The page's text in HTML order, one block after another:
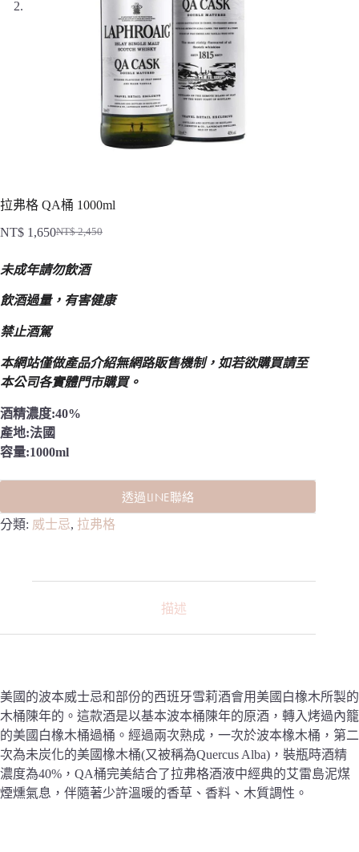
拉弗格 QA桶 1000ml
NT$2,450
始
價
格：
NT$ 1,650
前
價
格：
未成年請勿飲酒
飲酒過量，有害健康
禁止酒駕
本網站僅做產品介紹無網路販售機制， 如若欲購買請至
本公司各實體門市購買。
酒精濃度:40%
產地:法國
容量:1000ml
透過LINE聯絡
分類: 威士忌, 拉弗格
描述
美國的波本威士忌和部份的西班牙雪莉酒會用美國白橡木所製的
木桶陳年的。這款酒是以基本波本桶陳年的原酒，轉入烤過內籠
的美國白橡木桶過桶。經過兩次熟成，一次於波本橡木桶，第二
次為未炭化的美國橡木桶(又被稱為Quercus Alba)，裝瓶時酒精
濃度為40%，QA桶完美結合了拉弗格酒液中經典的艾雷島泥煤
煙燻氣息，伴隨著少許溫暖的香草、香料、木質調性。